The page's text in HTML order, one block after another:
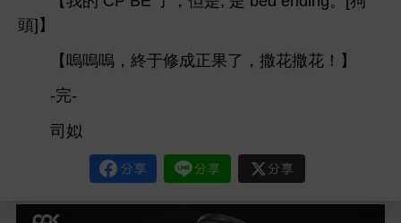
]】
【嗚嗚嗚，終于修成正果
，撒 撒
！】
-完-
司姒